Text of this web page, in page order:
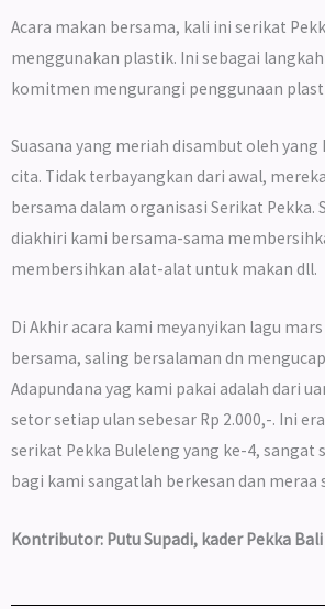
Acara makan bersama, kali ini serikat
menggunakan plastik. Ini sebagai
komitmen mengurangi penggunaan
Suasana yang meriah disambut oleh yang
cita. Tidak terbayangkan dari awal,
bersama dalam organisasi Serikat Pekka.
diakhiri kami bersama-sama
membersihkan alat-alat untuk makan dll.
Di Akhir acara kami meyanyikan lagu
bersama, saling bersalaman dn
Adapundana yag kami pakai adalah dari
setor setiap ulan sebesar Rp 2.000,-. Ini
serikat Pekka Buleleng yang ke-4, sangat
bagi kami sangatlah berkesan dan meraa
Kontributor: Putu Supadi, kader Pekka Bali